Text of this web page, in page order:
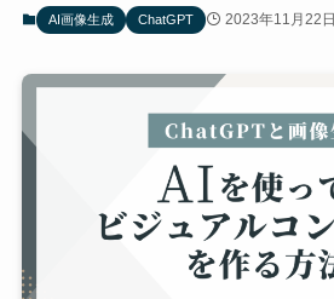
AI画像生成 ChatGPT 2023年11月22日